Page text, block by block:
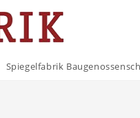
Spiegelfabrik